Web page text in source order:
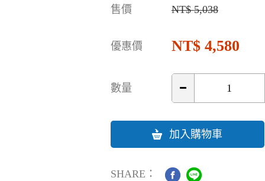
售價 5,038
優惠價 4,580
數量
加入購物車
SHARE：